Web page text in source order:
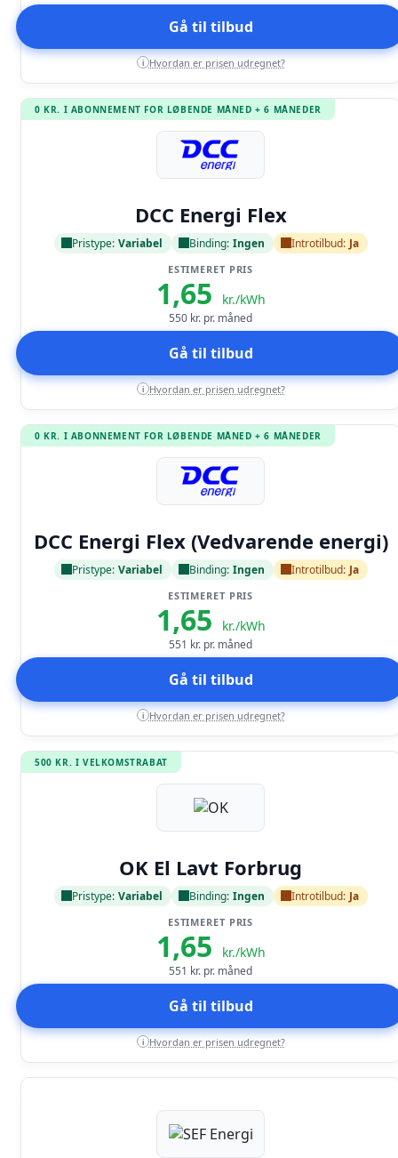
Gå til tilbud
i Hvordan er prisen udregnet?
0 KR. I ABONNEMENT FOR LØBENDE MÅNED + 6 MÅNEDER
DCC Energi Flex
Pristype: Variabel Binding: Ingen Introtilbud: Ja
ESTIMERET PRIS
1,65 kr./kWh
550 kr. pr. måned
Gå til tilbud
i Hvordan er prisen udregnet?
0 KR. I ABONNEMENT FOR LØBENDE MÅNED + 6 MÅNEDER
DCC Energi Flex (Vedvarende energi)
Pristype: Variabel Binding: Ingen Introtilbud: Ja
ESTIMERET PRIS
1,65 kr./kWh
551 kr. pr. måned
Gå til tilbud
i Hvordan er prisen udregnet?
500 KR. I VELKOMSTRABAT
OK El Lavt Forbrug
Pristype: Variabel Binding: Ingen Introtilbud: Ja
ESTIMERET PRIS
1,65 kr./kWh
551 kr. pr. måned
Gå til tilbud
i Hvordan er prisen udregnet?